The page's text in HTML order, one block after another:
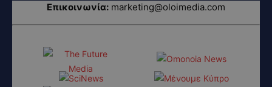
Επικοινωνία: marketing@oloimedia.com